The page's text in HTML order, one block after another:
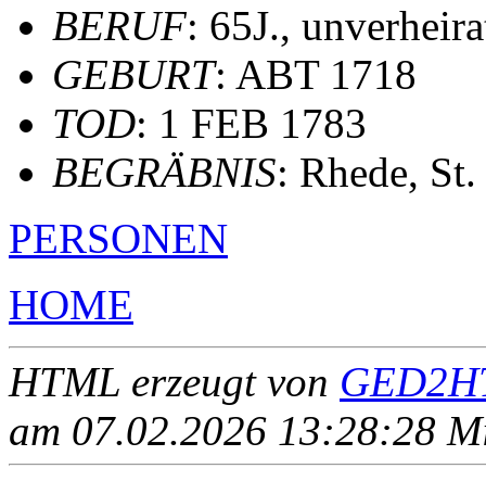
BERUF: 65J.,
GEBURT: ABT 1718
TOD: 1 FEB 1783
BEGRÄBNIS: Rhede,
PERSONEN
HOME
HTML erzeugt von
am 07.02.2026 13:28:28